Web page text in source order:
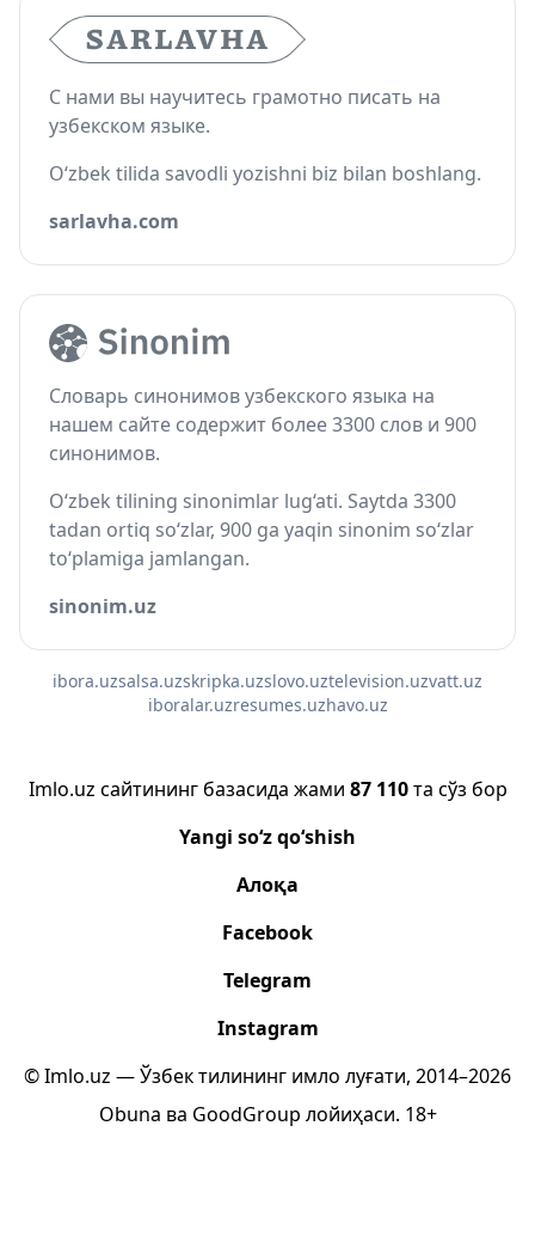
С нами вы научитесь грамотно писать на
узбекском языке.
O‘zbek tilida savodli yozishni biz bilan boshlang.
sarlavha.com
Словарь синонимов узбекского языка на
нашем сайте содержит более 3300 слов и 900
синонимов.
O‘zbek tilining sinonimlar lug‘ati. Saytda 3300
tadan ortiq so‘zlar, 900 ga yaqin sinonim so‘zlar
to‘plamiga jamlangan.
sinonim.uz
ibora.uzsalsa.uzskripka.uzslovo.uztelevision.uzvatt.uz
iboralar.uzresumes.uzhavo.uz
Imlo.uz сайтининг базасида жами 87 110та сўз бор
Yangi so‘z qo‘shish
Алоқа
Facebook
Telegram
Instagram
© Imlo.uz — Ўзбек тилининг имло луғати, 2014–2026
Obuna ва GoodGroup лойиҳаси. 18+